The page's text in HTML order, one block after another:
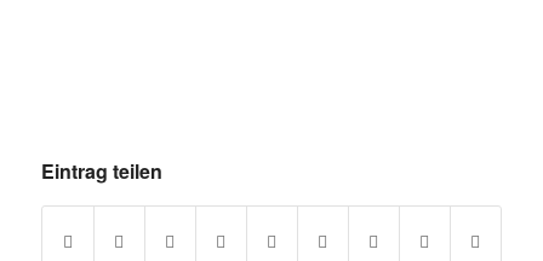
Eintrag teilen